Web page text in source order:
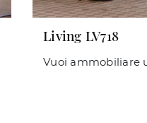
Living LV718